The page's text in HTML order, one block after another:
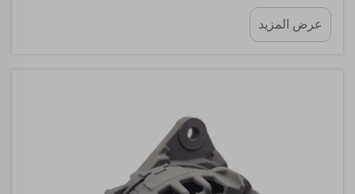
مادة خاصة تتصلب عند تعرضها للضوء فوق البنفسجي.
وفي شركة وايل-ستون، ندرك مدى أهمية التعامل مع هذا
الراتنج وتصلبه بالطريقة الصحيحة. وإذا لم تتبع الخطوات
عرض المزيد